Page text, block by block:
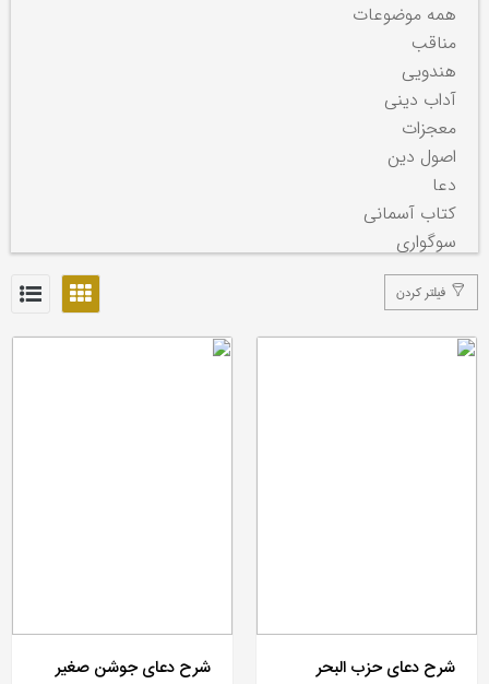
همه موضوعات
مناقب
هندویی
آداب دینی
معجزات
اصول دین
دعا
کتاب آسمانی
سوگواری
سیرت پیامبر
اخلاق دینی
فیلتر کردن
شرح دعای حزب البحر شرح دعای جوشن صغیر